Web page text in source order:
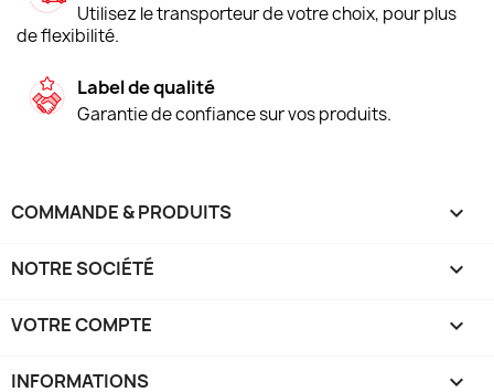
Utilisez le transporteur de votre choix, pour plus
de flexibilité.
Label de qualité
Garantie de confiance sur vos produits.
COMMANDE & PRODUITS 
NOTRE SOCIÉTÉ 
VOTRE COMPTE 
INFORMATIONS keyboard_arrow_down